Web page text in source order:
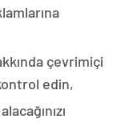
çevrimiçi
edin,